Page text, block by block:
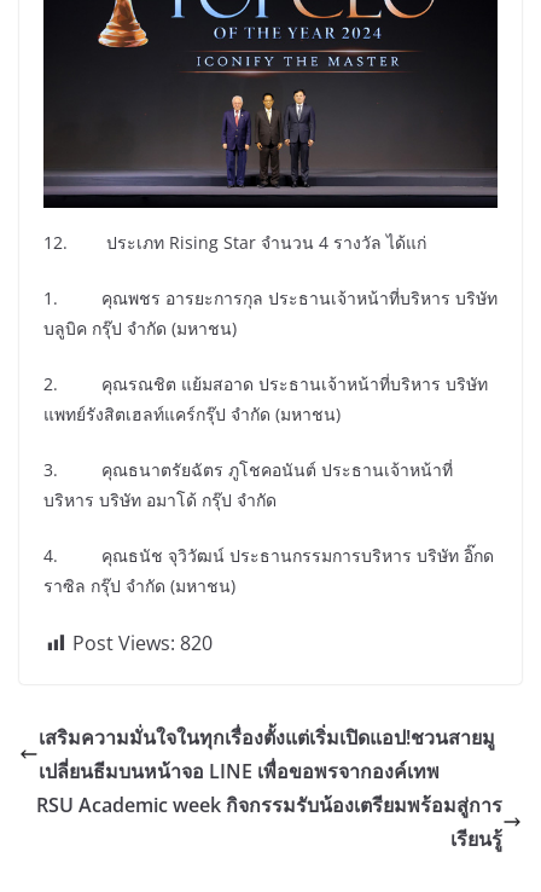
12. ประเภท Rising Star จำนวน 4 รางวัล ได้แก่
1. คุณพชร อารยะการกุล ประธานเจ้าหน้าที่บริหาร บริษัท
บลูบิค กรุ๊ป จำกัด (มหาชน)
2. คุณรณชิต แย้มสอาด ประธานเจ้าหน้าที่บริหาร บริษัท
แพทย์รังสิตเฮลท์แคร์กรุ๊ป จำกัด (มหาชน)
3. คุณธนาตรัยฉัตร ภูโชคอนันต์ ประธานเจ้าหน้าที่
บริหาร บริษัท อมาโด้ กรุ๊ป จำกัด
4. คุณธนัช จุวิวัฒน์ ประธานกรรมการบริหาร บริษัท อิ๊กด
ราซิล กรุ๊ป จำกัด (มหาชน)
Post Views: 820
เสริมความมั่นใจในทุกเรื่องตั้งแต่เริ่มเปิดแอป!ชวนสายมู
เปลี่ยนธีมบนหน้าจอ LINE เพื่อขอพรจากองค์เทพ
RSU Academic week กิจกรรมรับน้องเตรียมพร้อมสู่การ
เรียนรู้